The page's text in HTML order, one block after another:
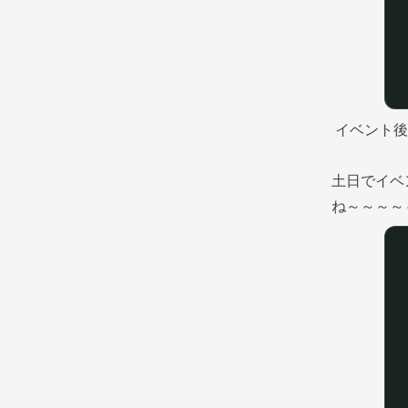
イベント
土日でイ
ね～～～～